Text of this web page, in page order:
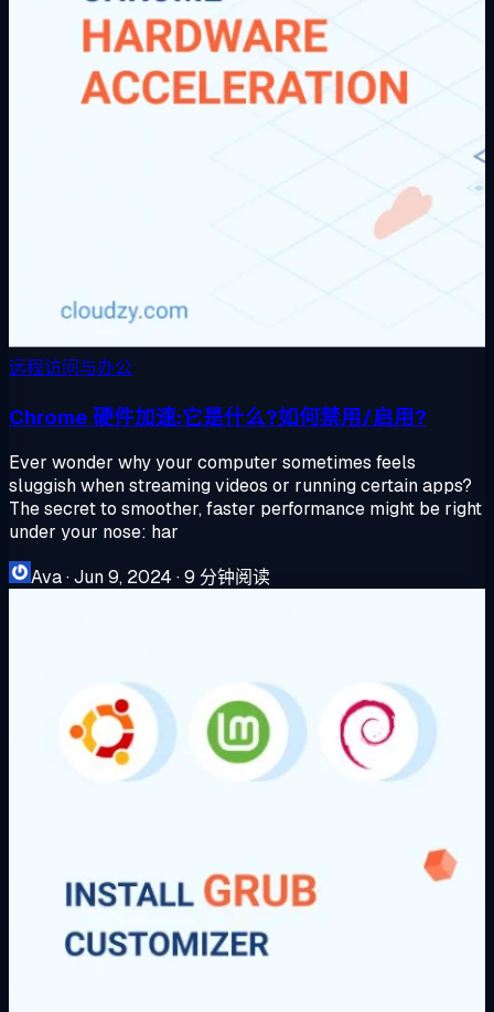
远程访问与办公
Chrome 硬件加速:它是什么?如何禁用/启用?
Ever wonder why your computer sometimes feels
sluggish when streaming videos or running certain apps?
The secret to smoother, faster performance might be right
under your nose: har
Ava·Jun 9, 2024 ·9 分钟阅读